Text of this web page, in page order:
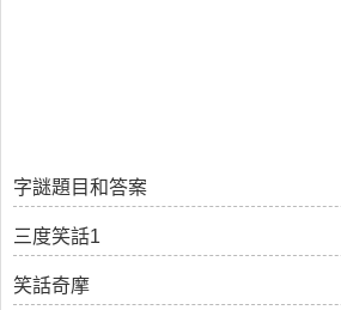
字謎題目和答案
三度笑話1
笑話奇摩